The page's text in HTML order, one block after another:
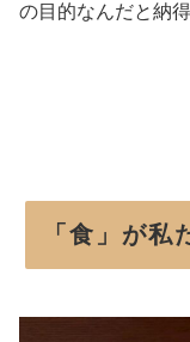
の目的なんだと納得
「食」が私